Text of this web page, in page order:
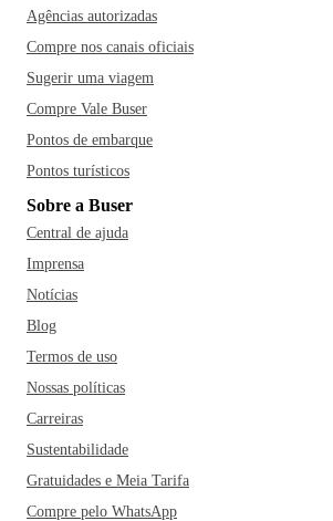
Agências autorizadas
Compre nos canais oficiais
Sugerir uma viagem
Compre Vale Buser
Pontos de embarque
Pontos turísticos
Sobre a Buser
Central de ajuda
Imprensa
Notícias
Blog
Termos de uso
Nossas políticas
Carreiras
Sustentabilidade
Gratuidades e Meia Tarifa
Compre pelo WhatsApp